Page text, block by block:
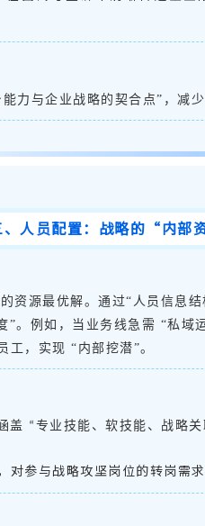
能力与企业战略的契合点”，减
、人员配置：战略的 “内部
资源最优解。通过“人员信息
”。例如，当业务线急需 “私
工，实现 “内部挖潜”。
盖 “ 专业技能、软技能、战略关
对参与战略攻坚岗位的转岗需